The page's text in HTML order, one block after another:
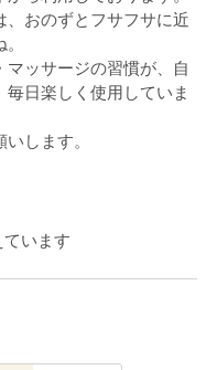
おのずとフサフサに近
ッサージの習慣が、自
日楽しく使用していま
します。
います